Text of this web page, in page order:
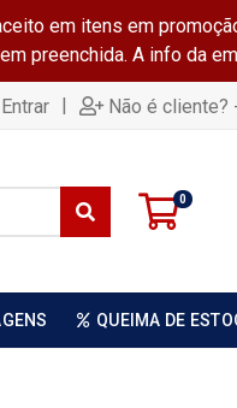
em itens em
preenchida. A info da
| Não é cliente?
0
QUEIMA DE